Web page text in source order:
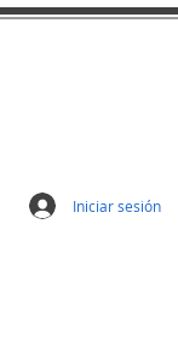
Iniciar sesión